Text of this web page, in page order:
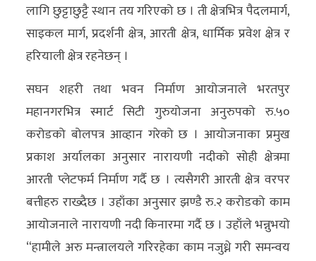
लागि छुट्टाछुट्टै स्थान तय गरिएको छ । ती क्षेत्रभित्र पैदलमार्ग,
साइकल मार्ग, प्रदर्शनी क्षेत्र, आरती क्षेत्र, धार्मिक प्रवेश क्षेत्र र
हरियाली क्षेत्र रहनेछन् ।
सघन शहरी तथा भवन निर्माण आयोजनाले भरतपुर
महानगरभित्र स्मार्ट सिटी गुरुयोजना अनुरुपको रु.५०
करोडको बोलपत्र आव्हान गरेको छ । आयोजनाका प्रमुख
प्रकाश अर्यालका अनुसार नारायणी नदीको सोही क्षेत्रमा
आरती प्लेटफर्म निर्माण गर्दै छ । त्यसैगरी आरती क्षेत्र वरपर
बत्तीहरु राख्दैछ । उहाँका अनुसार झण्डै रु.२ करोडको काम
आयोजनाले नारायणी नदी किनारमा गर्दै छ । उहाँले भन्नुभयो
“हामीले अरु मन्त्रालयले गरिरहेका काम नजुध्ने गरी समन्वय